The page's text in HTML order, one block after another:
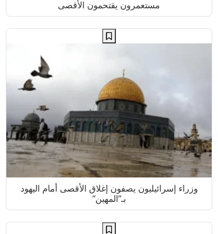
مستعمرون يقتحمون الأقصى
وزراء إسرائيليون يصفون إغلاق الأقصى أمام اليهود
بـ”المهين”